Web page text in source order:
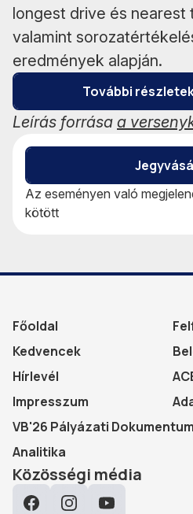
longest drive és nearest
valamint
eredmények alapján.
További
Leírás forrása a
Az eseményen való
kötött
Főoldal
Kedvencek
Hírlevél
Impresszum
VB'26 Pályázati
Analitika
Közösségi média